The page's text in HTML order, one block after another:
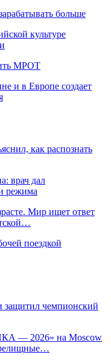
больше
культуре
МРОТ
и в Европе создает
как распознать
врач дал
режима
Мир ищет ответ
поездкой
защитил чемпионский
— 2026» на Moscow